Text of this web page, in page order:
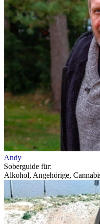
Andy
Soberguide für:
Alkohol, Angehörige,